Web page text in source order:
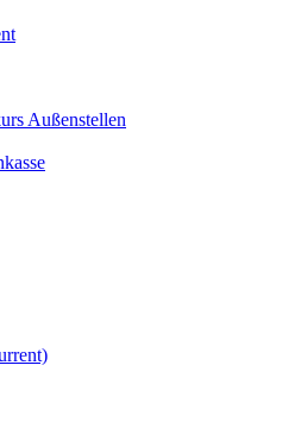
Außenstellen